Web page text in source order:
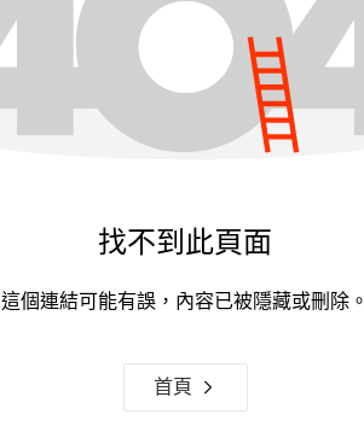
找不到此頁面
這個連結可能有誤，內容已被隱藏或刪除。
首頁